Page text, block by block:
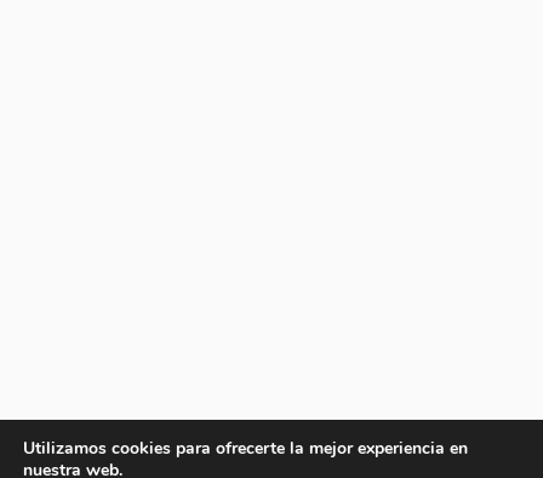
Utilizamos cookies para ofrecerte la mejor experiencia en
nuestra web.